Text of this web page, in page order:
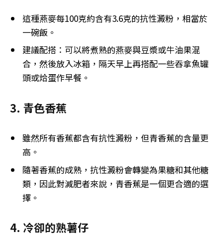
這種燕麥每100克約含有3.6克的抗性澱粉，相當於
一碗飯。
建議配搭：可以將煮熟的燕麥與豆漿或牛油果混
合，然後放入冰箱，隔天早上再搭配一些吞拿魚罐
頭或烚蛋作早餐。
3.⁠ ⁠青色香蕉
雖然所有香蕉都含有抗性澱粉，但青香蕉的含量更
高。
隨著香蕉的成熟，抗性澱粉會轉變為果糖和其他糖
類，因此對減肥者來說，青香蕉是一個更合適的選
擇。
4.⁠ ⁠冷卻的熟薯仔